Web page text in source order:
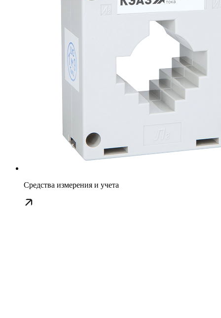
Средства измерения и учета